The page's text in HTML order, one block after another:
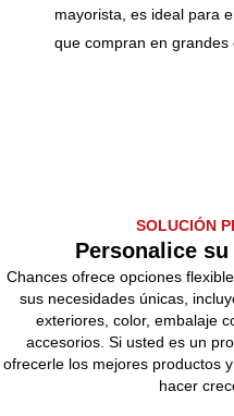
mayorista, es ideal para
que compran en grandes
SOLUCIÓN
Personalice
Chances ofrece opciones
sus necesidades únicas,
exteriores, color, embalaje
accesorios. Si usted es un
ofrecerle los mejores productos
hacer